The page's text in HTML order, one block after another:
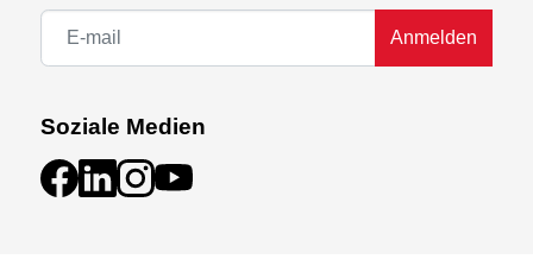
Anmelden
Soziale Medien